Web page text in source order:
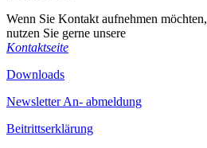
Wenn Sie Kontakt aufnehmen möchten,
nutzen Sie gerne unsere
Kontaktseite
Downloads
Newsletter An- abmeldung
Beitrittserklärung